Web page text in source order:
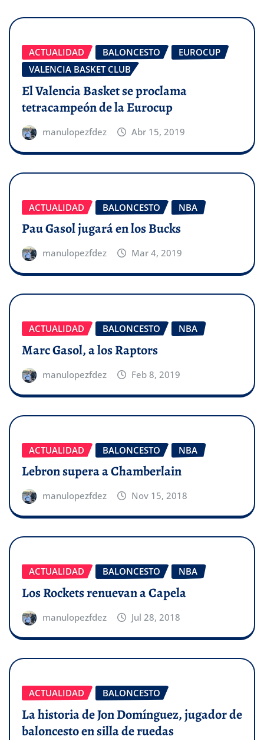
ACTUALIDAD BALONCESTO
EUROCUP
VALENCIA BASKET CLUB
El Valencia Basket se proclama
tetracampeón de la Eurocup
manulopezfdez Abr 15, 2019
ACTUALIDAD BALONCESTO NBA
Pau Gasol jugará en los Bucks
manulopezfdez Mar 4, 2019
ACTUALIDAD BALONCESTO NBA
Marc Gasol, a los Raptors
manulopezfdez Feb 8, 2019
ACTUALIDAD BALONCESTO NBA
Lebron supera a Chamberlain
manulopezfdez Nov 15, 2018
ACTUALIDAD BALONCESTO NBA
Los Rockets renuevan a Capela
manulopezfdez Jul 28, 2018
ACTUALIDAD BALONCESTO
La historia de Jon Domínguez, jugador de
baloncesto en silla de ruedas